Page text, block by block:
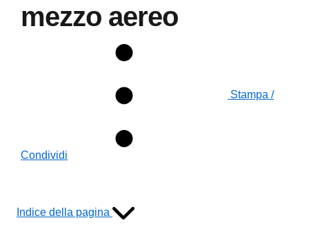
mezzo aereo
Stampa /
Condividi
Indice della pagina